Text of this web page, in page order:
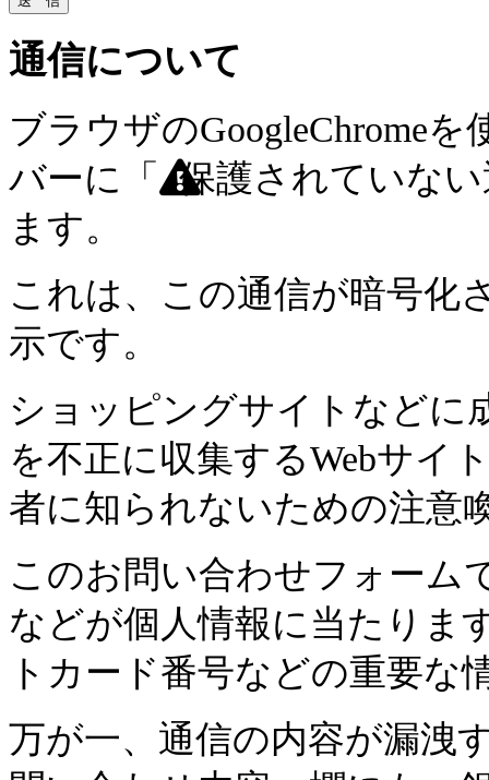
通信について
ブラウザのGoogleChrome
バーに「
保護されていな
ます。
これは、この通信が暗号化
示です。
ショッピングサイトなどに
を不正に収集するWebサイ
者に知られないための注意
このお問い合わせフォーム
などが個人情報に当たりま
トカード番号などの重要な
万が一、通信の内容が漏洩